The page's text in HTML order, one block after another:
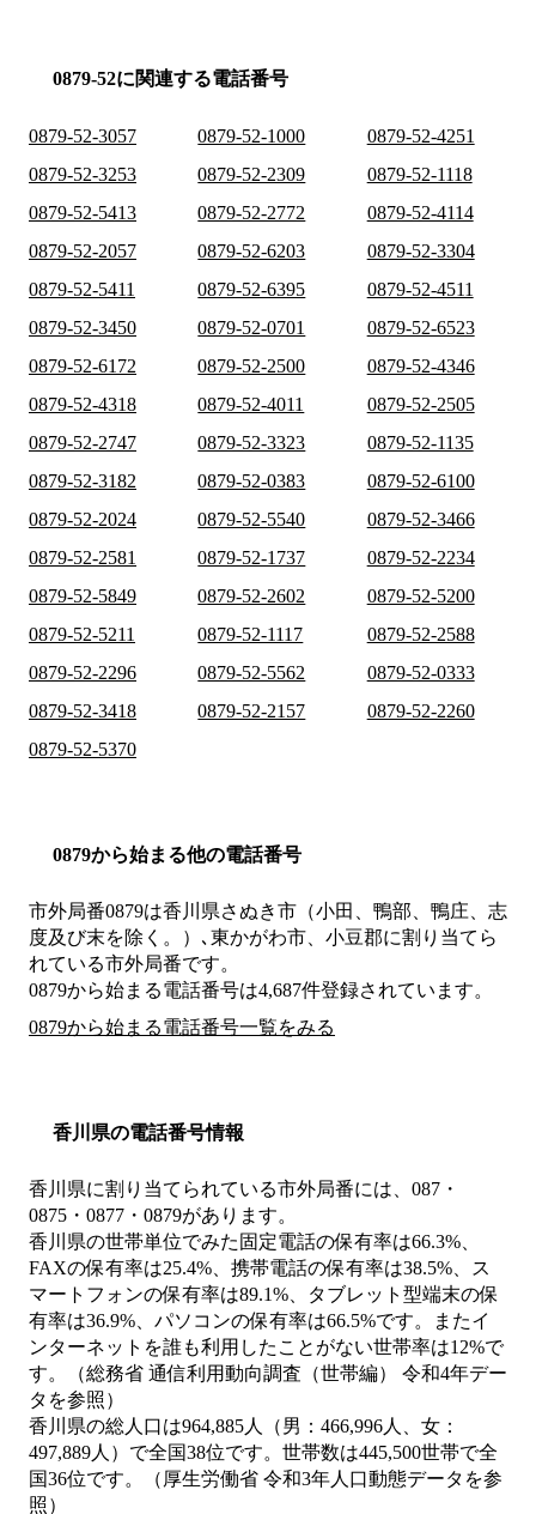
0879-52に関連する電話番号
0879-52-3057 0879-52-1000
0879-52-4251
0879-52-3253
0879-52-2309
0879-52-1118
0879-52-5413
0879-52-2772
0879-52-4114
0879-52-2057
0879-52-6203
0879-52-3304
0879-52-5411
0879-52-6395
0879-52-4511
0879-52-3450
0879-52-0701
0879-52-6523
0879-52-6172
0879-52-2500
0879-52-4346
0879-52-4318
0879-52-4011
0879-52-2505
0879-52-2747
0879-52-3323
0879-52-1135
0879-52-3182
0879-52-0383
0879-52-6100
0879-52-2024
0879-52-5540
0879-52-3466
0879-52-2581
0879-52-1737
0879-52-2234
0879-52-5849
0879-52-2602
0879-52-5200
0879-52-5211
0879-52-1117
0879-52-2588
0879-52-2296
0879-52-5562
0879-52-0333
0879-52-3418
0879-52-2157
0879-52-2260
0879-52-5370
0879から始まる他の電話番号
市外局番0879は香川県さぬき市（小田、鴨部、鴨庄、志
度及び末を除く。）､東かがわ市、小豆郡に割り当てら
れている市外局番です。
0879から始まる電話番号は4,687件登録されています。
0879から始まる電話番号一覧をみる
香川県の電話番号情報
香川県に割り当てられている市外局番には、087・
0875・0877・0879があります。
香川県の世帯単位でみた固定電話の保有率は66.3%、
FAXの保有率は25.4%、携帯電話の保有率は38.5%、ス
マートフォンの保有率は89.1%、タブレット型端末の保
有率は36.9%、パソコンの保有率は66.5%です。またイ
ンターネットを誰も利用したことがない世帯率は12%で
す。（総務省 通信利用動向調査（世帯編） 令和4年デー
タを参照）
香川県の総人口は964,885人（男：466,996人、女：
497,889人）で全国38位です。世帯数は445,500世帯で全
国36位です。（厚生労働省 令和3年人口動態データを参
照）